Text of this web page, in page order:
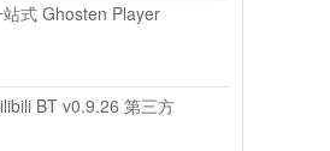
式 Ghosten Player
BT v0.9.26 第三方